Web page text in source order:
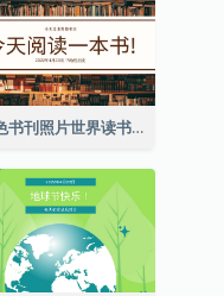
棕色书刊照片世界读书日明信片